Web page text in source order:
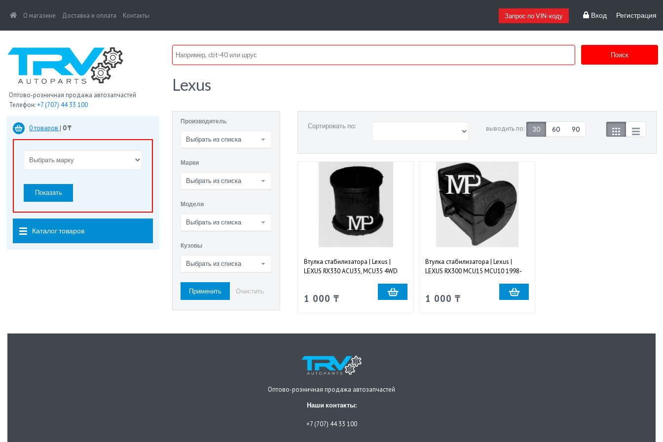
(current)
О магазине Доставка и оплата Контакты Запрос по VIN-коду Вход Регистрация
Оптово-розничная продажа автозапчастей
Телефон:+7 (707) 44 33 100
0 товаров | 0 ₸
Показать
Каталог товаров
Поиск
Lexus
Производитель
Выбрать из списка
Марки
Выбрать из списка
Модели
Выбрать из списка
Кузовы
Выбрать из списка
Сортировать по: выводить по: 30 60 90
Втулка стабилизатора | Lexus |
LEXUS RX330 ACU35, MCU35 4WD
1 000 ₸
Втулка стабилизатора | Lexus |
LEXUS RX300 MCU15 MCU10 1998-
1 000 ₸
Оптово-розничная продажа автозапчастей
Наши контакты:
+7 (707) 44 33 100